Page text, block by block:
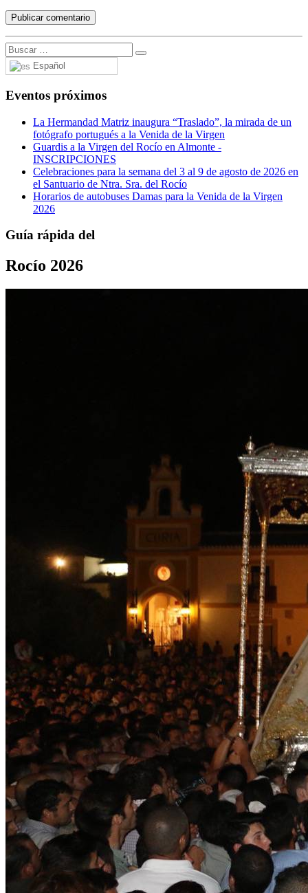
Español
Eventos próximos
La Hermandad Matriz inaugura “Traslado”, la mirada de un
fotógrafo portugués a la Venida de la Virgen
Guardis a la Virgen del Rocío en Almonte -
INSCRIPCIONES
Celebraciones para la semana del 3 al 9 de agosto de 2026 en
el Santuario de Ntra. Sra. del Rocío
Horarios de autobuses Damas para la Venida de la Virgen
2026
Guía rápida del
Rocío 2026